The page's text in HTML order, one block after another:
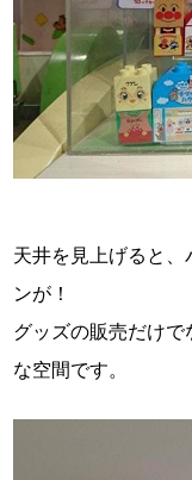
天井を見上げると
ンが！
グッズの販売だけ
な空間です。